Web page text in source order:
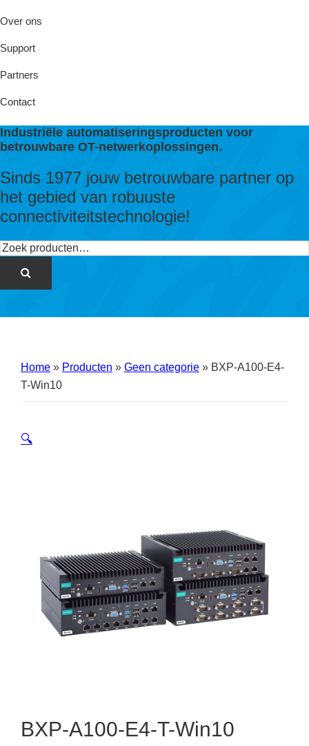
Over ons
Support
Partners
Contact
Industriële automatiseringsproducten voor
betrouwbare OT-netwerkoplossingen.
Sinds 1977 jouw betrouwbare partner op
het gebied van robuuste
connectiviteitstechnologie!
Zoeken
Home » Producten » Geen categorie » BXP-A100-E4-
T-Win10
🔍
BXP-A100-E4-T-Win10